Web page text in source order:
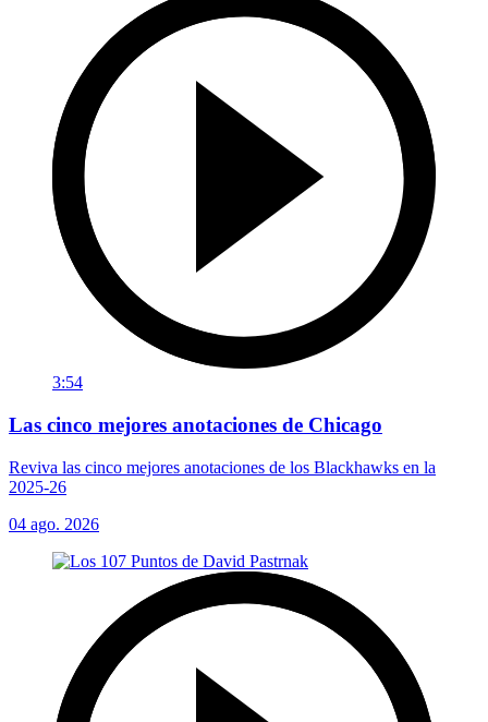
3:54
Las cinco mejores anotaciones de Chicago
Reviva las cinco mejores anotaciones de los Blackhawks en la
2025-26
04 ago. 2026